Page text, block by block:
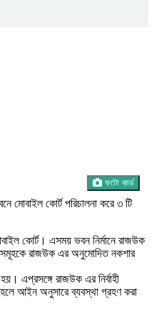
ফটো কার্ড
মোবাইল কোর্ট পরিচালনা করে ৩ টি
কোর্ট। এসময় ভবন নির্মানে রাজউক
রাজউক এর অনুমোদিত নকশার
এপ্রসঙ্গে রাজউক এর নির্বাহী
হলে আইন অনুসারে ব্যবস্থা গ্রহণ করা